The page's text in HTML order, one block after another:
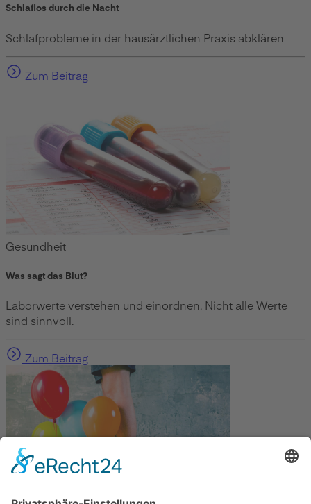
Schlaflos durch die Nacht
Schlafprobleme in der hausärztlichen Praxis abklären
Zum Beitrag
Gesundheit
Was sagt das Blut?
Laborwerte verstehen und einordnen. Nicht alle Werte
sind sinnvoll.
Zum Beitrag